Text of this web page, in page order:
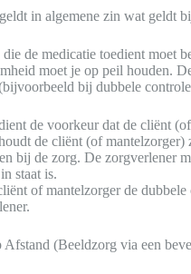
in algemene zin wat geldt
die de medicatie toedient moet
moet je op peil houden.
bij dubbele
de voorkeur dat de cliënt
de cliënt (of
bij de zorg. De zorgverlener
staat is.
of mantelzorger de
Afstand (Beeldzorg via een